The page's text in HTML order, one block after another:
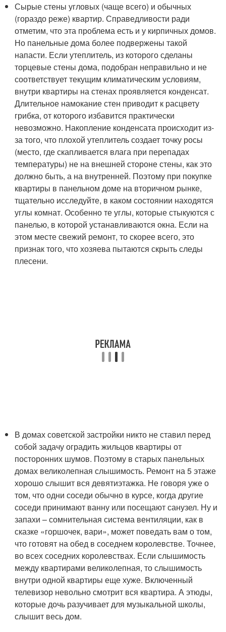
Сырые стены угловых (чаще всего) и обычных
(гораздо реже) квартир. Справедливости ради
отметим, что эта проблема есть и у кирпичных домов.
Но панельные дома более подвержены такой
напасти. Если утеплитель, из которого сделаны
торцевые стены дома, подобран неправильно и не
соответствует текущим климатическим условиям,
внутри квартиры на стенах проявляется конденсат.
Длительное намокание стен приводит к расцвету
грибка, от которого избавится практически
невозможно. Накопление конденсата происходит из-
за того, что плохой утеплитель создает точку росы
(место, где скапливается влага при перепадах
температуры) не на внешней стороне стены, как это
должно быть, а на внутренней. Поэтому при покупке
квартиры в панельном доме на вторичном рынке,
тщательно исследуйте, в каком состоянии находятся
углы комнат. Особенно те углы, которые стыкуются с
панелью, в которой устанавливаются окна. Если на
этом месте свежий ремонт, то скорее всего, это
признак того, что хозяева пытаются скрыть следы
плесени.
В домах советской застройки никто не ставил перед
собой задачу оградить жильцов квартиры от
посторонних шумов. Поэтому в старых панельных
домах великолепная слышимость. Ремонт на 5 этаже
хорошо слышит вся девятиэтажка. Не говоря уже о
том, что одни соседи обычно в курсе, когда другие
соседи принимают ванну или посещают санузел. Ну и
запахи – сомнительная система вентиляции, как в
сказке «горшочек, вари», может поведать вам о том,
что готовят на обед в соседнем королевстве. Точнее,
во всех соседних королевствах. Если слышимость
между квартирами великолепная, то слышимость
внутри одной квартиры еще хуже. Включенный
телевизор невольно смотрит вся квартира. А этюды,
которые дочь разучивает для музыкальной школы,
слышит весь дом.